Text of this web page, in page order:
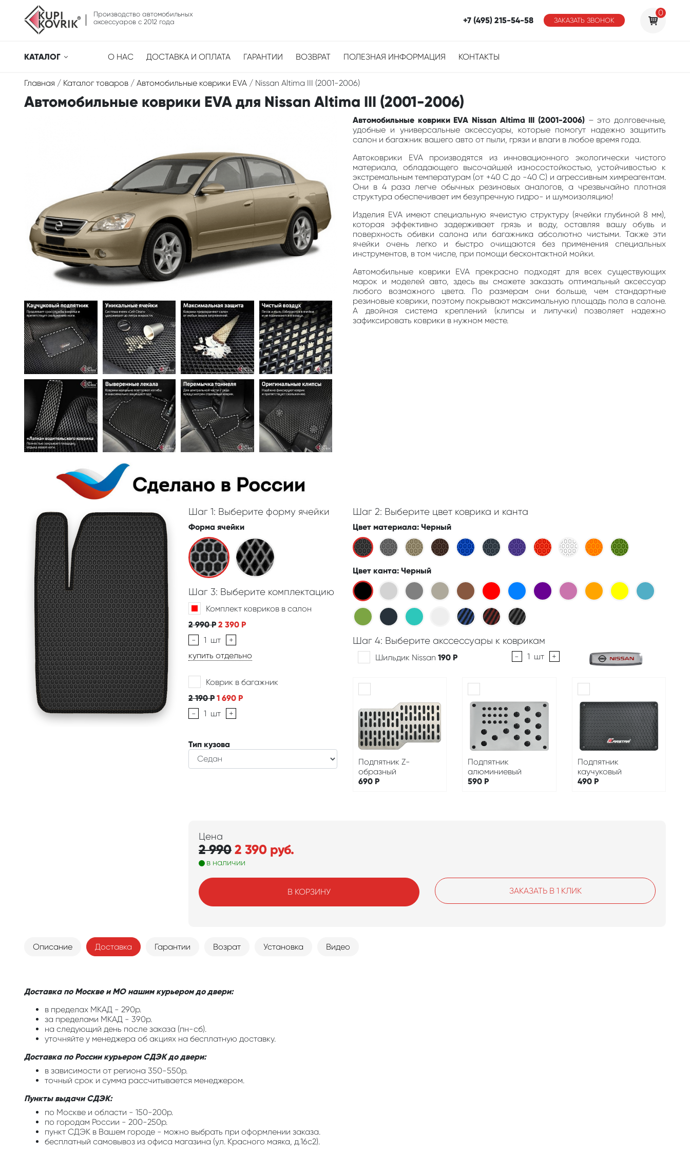
Производство автомобильных
аксессуаров с 2012 года
+7 (495) 215-54-58 ЗАКАЗАТЬ ЗВОНОК
0
КАТАЛОГ О НАС ДОСТАВКА И ОПЛАТА ГАРАНТИИ ВОЗВРАТ ПОЛЕЗНАЯ ИНФОРМАЦИЯ КОНТАКТЫ
Главная / Каталог товаров / Автомобильные коврики EVA / Nissan Altima III (2001-2006)
Автомобильные коврики EVA для Nissan Altima III (2001-2006)
Автомобильные коврики EVA Nissan Altima III (2001-2006) – это долговечные,
удобные и универсальные аксессуары, которые помогут надежно защитить
салон и багажник вашего авто от пыли, грязи и влаги в любое время года.
Автоковрики EVA производятся из инновационного экологически чистого
материала, обладающего высочайшей износостойкостью, устойчивостью к
экстремальным температурам (от +40 С до -40 С) и агрессивным химреагентам.
Они в 4 раза легче обычных резиновых аналогов, а чрезвычайно плотная
структура обеспечивает им безупречную гидро- и шумоизоляцию!
Изделия EVA имеют специальную ячеистую структуру (ячейки глубиной 8 мм),
которая эффективно задерживает грязь и воду, оставляя вашу обувь и
поверхность обивки салона или багажника абсолютно чистыми. Также эти
ячейки очень легко и быстро очищаются без применения специальных
инструментов, в том числе, при помощи бесконтактной мойки.
Автомобильные коврики EVA прекрасно подходят для всех существующих
марок и моделей авто, здесь вы сможете заказать оптимальный аксессуар
любого возможного цвета. По размерам они больше, чем стандартные
резиновые коврики, поэтому покрывают максимальную площадь пола в салоне.
А двойная система креплений (клипсы и липучки) позволяет надежно
зафиксировать коврики в нужном месте.
Шаг 1: Выберите форму ячейки
Форма ячейки
Шаг 3: Выберите комплектацию
Комплект ковриков в салон
2 990Р 2 390 Р
-
1 шт
+
купить отдельно
Коврик в багажник
2 190Р 1 690 Р
-
1 шт +
Тип кузова
Шаг 2: Выберите цвет коврика и канта
Цвет материала: Черный
Цвет канта: Черный
Шаг 4: Выберите акссессуары к коврикам
Шильдик Nissan 190 Р - 1 шт +
Подпятник Z-
образный
690 Р
Подпятник
алюминиевый
590 Р
Подпятник
каучуковый
490 Р
Цена
2 9902 390 руб.
в наличии
В КОРЗИНУ ЗАКАЗАТЬ В 1 КЛИК
Описание Доставка Гарантии Возрат Установка Видео
Доставка по Москве и МО нашим курьером до двери:
в пределах МКАД - 290р.
за пределами МКАД - 390р.
на следующий день после заказа (пн-сб).
уточняйте у менеджера об акциях на бесплатную доставку.
Доставка по России курьером СДЭК до двери:
в зависимости от региона 350-550р.
точный срок и сумма рассчитывается менеджером.
Пункты выдачи СДЭК:
по Москве и области - 150-200р.
по городам России - 200-250р.
пункт СДЭК в Вашем городе - можно выбрать при оформлении заказа.
бесплатный самовывоз из офиса магазина (ул. Красного маяка, д.16с2).